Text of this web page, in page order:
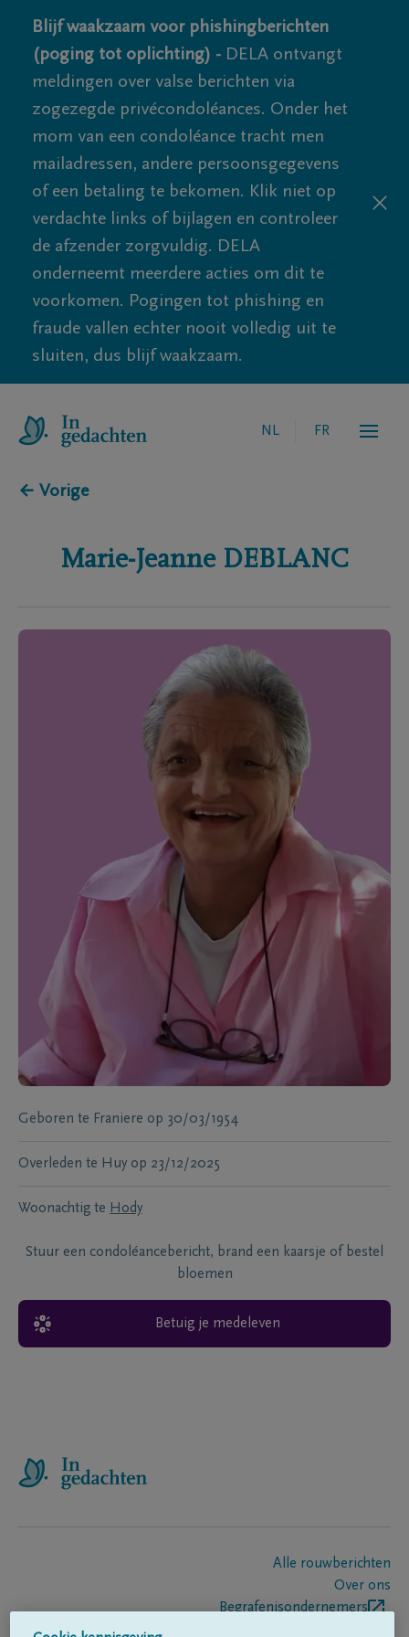
Blijf waakzaam voor phishingberichten
(poging tot oplichting) - DELA ontvangt
meldingen over valse berichten via
zogezegde privécondoléances. Onder het
mom van een condoléance tracht men
mailadressen, andere persoonsgegevens
of een betaling te bekomen. Klik niet op
verdachte links of bijlagen en controleer
de afzender zorgvuldig. DELA
onderneemt meerdere acties om dit te
voorkomen. Pogingen tot phishing en
fraude vallen echter nooit volledig uit te
sluiten, dus blijf waakzaam.
NL FR
← Vorige
Marie-Jeanne DEBLANC
Geboren te Franiere op 30/03/1954
Overleden te Huy op 23/12/2025
Woonachtig te Hody
Stuur een condoléancebericht, brand een kaarsje of bestel
bloemen
Betuig je medeleven
Alle rouwberichten
Over ons
Begrafenisondernemers